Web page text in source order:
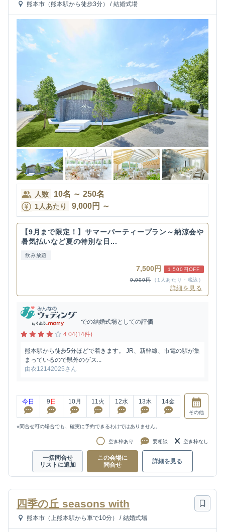
熊本市（熊本駅から徒歩3分） / 結婚式場
人数 10名 ～ 250名
1人あたり 9,000円 ～
【9月まで限定！】サマーパーティープラン～納涼会や
暑気払いなど夏の特別な日...
飲み放題
7,500円
1,500円OFF
9,000円
（1人あたり・税込）
詳細を見る
での結婚式場としての評価
4.04(14件)
熊本駅から徒歩5分ほどで着きます。 JR、新幹線、市電の駅が集
まっているので県外のゲス...
由衣12142025さん
今日 9 日 10月 11 火 12水 13木 14金
その他
※問合せ可の場合でも、確実に予約できるわけではありません。
空き枠あり 要相談 空き枠なし
一括問合せ
リストに追加
この会場に
問合せ
詳細を見る
四季の丘 seasons with
熊本市（上熊本駅から車で10分） / 結婚式場